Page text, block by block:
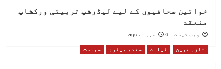
خواتین صحافیوں کے لیے لیڈرشپ تربیتی ورکشاپ
منعقد
ویب ڈیسک 6 مہینے ago
تازہ ترین ٹیلنٹ سندھ میٹرز سیاست